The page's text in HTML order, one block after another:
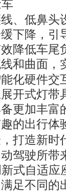
、低鼻头
下降，引
效降低车
和曲面，
化硬件交
开式灯带
更加丰
的出行体
打造新时
驾驶所带
式自适
足不同的